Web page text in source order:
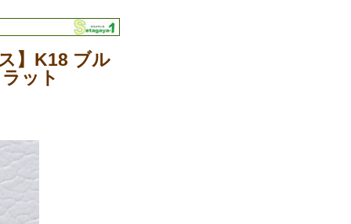
】K18 ブル
ット